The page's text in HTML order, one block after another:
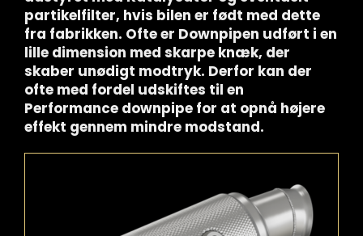
partikelfilter, hvis bilen er født med dette
fra fabrikken. Ofte er Downpipen udført i en
lille dimension med skarpe knæk, der
skaber unødigt modtryk. Derfor kan der
ofte med fordel udskiftes til en
Performance downpipe for at opnå højere
effekt gennem mindre modstand.